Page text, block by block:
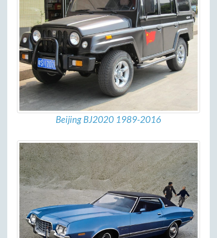
Beijing BJ2020 1989-2016